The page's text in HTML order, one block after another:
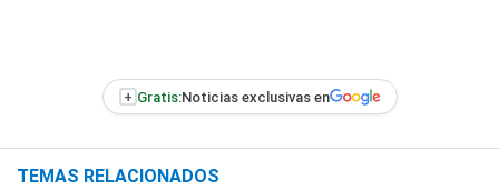
+ Gratis:Noticias exclusivas en
TEMAS RELACIONADOS